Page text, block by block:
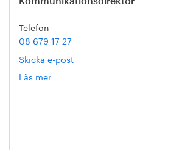
Telefon
08 679 17 27
Skicka e-post
Läs mer